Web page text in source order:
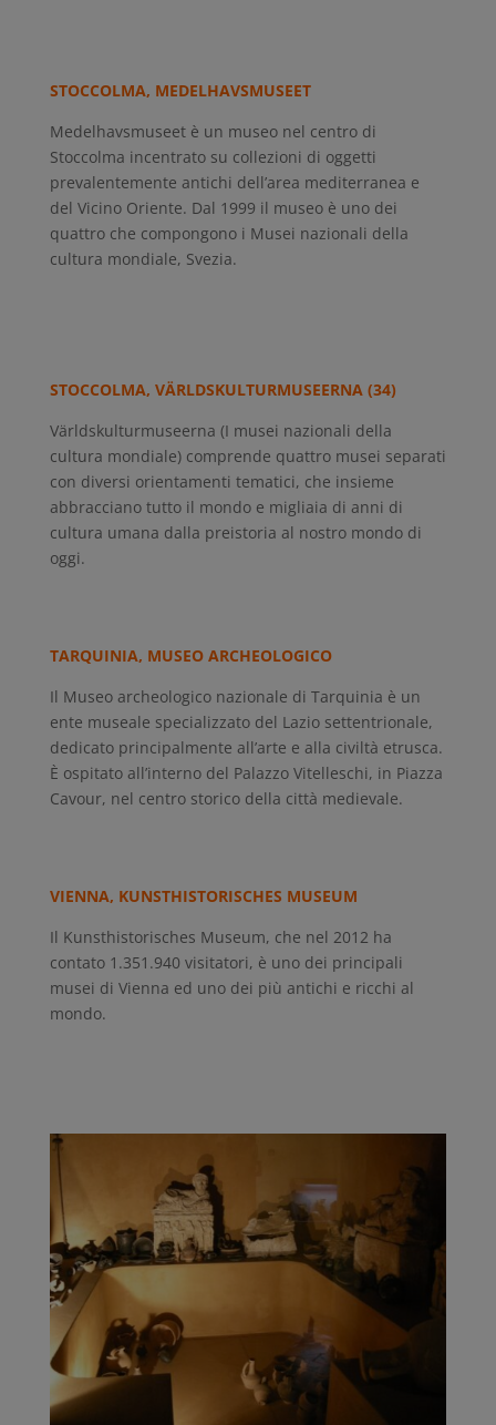
STOCCOLMA, MEDELHAVSMUSEET
Medelhavsmuseet è un museo nel centro di
Stoccolma incentrato su collezioni di oggetti
prevalentemente antichi dell’area mediterranea e
del Vicino Oriente. Dal 1999 il museo è uno dei
quattro che compongono i Musei nazionali della
cultura mondiale, Svezia.
STOCCOLMA, VÄRLDSKULTURMUSEERNA (34)
Världskulturmuseerna (I musei nazionali della
cultura mondiale) comprende quattro musei separati
con diversi orientamenti tematici, che insieme
abbracciano tutto il mondo e migliaia di anni di
cultura umana dalla preistoria al nostro mondo di
oggi.
TARQUINIA, MUSEO ARCHEOLOGICO
Il Museo archeologico nazionale di Tarquinia è un
ente museale specializzato del Lazio settentrionale,
dedicato principalmente all’arte e alla civiltà etrusca.
È ospitato all’interno del Palazzo Vitelleschi, in Piazza
Cavour, nel centro storico della città medievale.
VIENNA, KUNSTHISTORISCHES MUSEUM
Il Kunsthistorisches Museum, che nel 2012 ha
contato 1.351.940 visitatori, è uno dei principali
musei di Vienna ed uno dei più antichi e ricchi al
mondo.